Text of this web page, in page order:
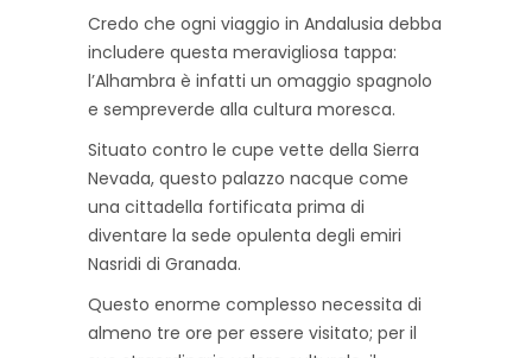
Credo che ogni viaggio in Andalusia debba
includere questa meravigliosa tappa:
l’Alhambra è infatti un omaggio spagnolo
e sempreverde alla cultura moresca.
Situato contro le cupe vette della Sierra
Nevada, questo palazzo nacque come
una cittadella fortificata prima di
diventare la sede opulenta degli emiri
Nasridi di Granada.
Questo enorme complesso necessita di
almeno tre ore per essere visitato; per il